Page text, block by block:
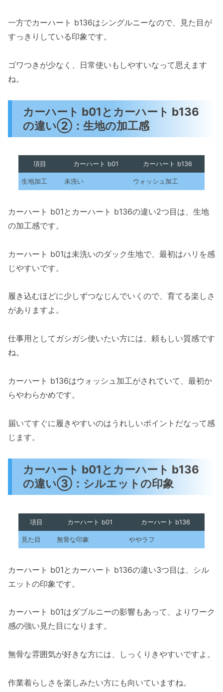
一方でカーハート b136はシングルニーなので、見た目が
すっきりしている印象です。
ゴワつきが少なく、日常使いもしやすいなって思えます
ね。
カーハート b01とカーハート b136
の違い②：生地の加工感
項目 カーハート b01 カーハート b136
生地加工 未洗い ウォッシュ加工
カーハート b01とカーハート b136の違い2つ目は、生地
の加工感です。
カーハート b01は未洗いのダック生地で、最初はハリを感
じやすいです。
履き込むほどに少しずつなじんでいくので、育てる楽しさ
がありますよ。
仕事用としてガシガシ使いたい方には、頼もしい質感です
ね。
カーハート b136はウォッシュ加工がされていて、最初か
らやわらかめです。
届いてすぐに履きやすいのはうれしいポイントだなって感
じます。
カーハート b01とカーハート b136
の違い③：シルエットの印象
項目 カーハート b01 カーハート b136
見た目 無骨な印象 ややラフ
カーハート b01とカーハート b136の違い3つ目は、シル
エットの印象です。
カーハート b01はダブルニーの影響もあって、よりワーク
感の強い見た目になります。
無骨な雰囲気が好きな方には、しっくりきやすいですよ。
作業着らしさを楽しみたい方にも向いていますね。